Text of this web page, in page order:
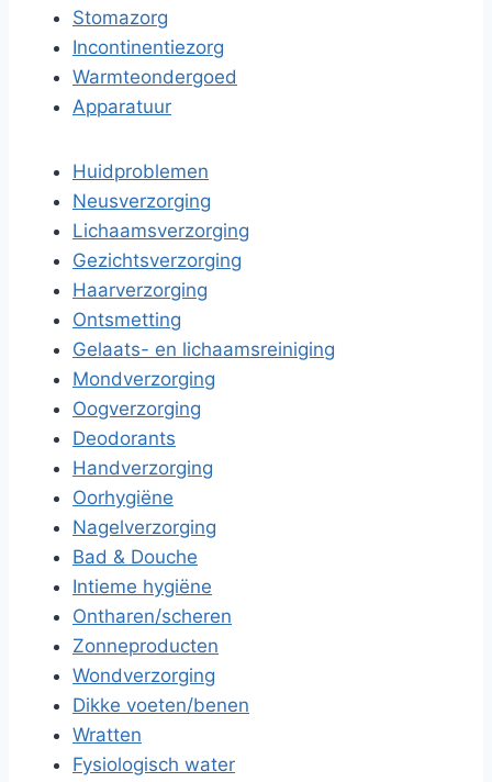
Stomazorg
Incontinentiezorg
Warmteondergoed
Apparatuur
Huidproblemen
Neusverzorging
Lichaamsverzorging
Gezichtsverzorging
Haarverzorging
Ontsmetting
Gelaats- en lichaamsreiniging
Mondverzorging
Oogverzorging
Deodorants
Handverzorging
Oorhygiëne
Nagelverzorging
Bad & Douche
Intieme hygiëne
Ontharen/scheren
Zonneproducten
Wondverzorging
Dikke voeten/benen
Wratten
Fysiologisch water